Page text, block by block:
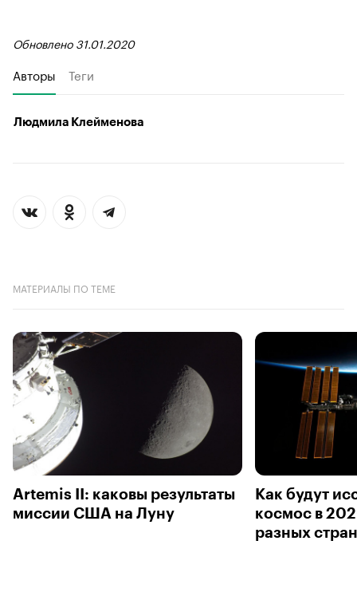
Обновлено 31.01.2020
Авторы Теги
Людмила Клейменова
МАТЕРИАЛЫ ПО ТЕМЕ
Artemis II: каковы результаты
миссии США на Луну
Как будут
космос в
разных стран